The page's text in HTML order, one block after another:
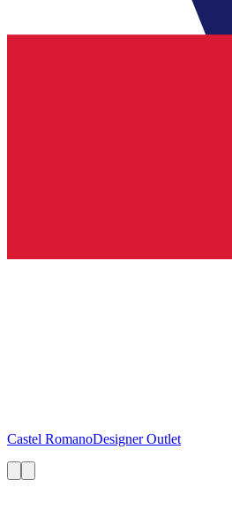
Castel RomanoDesigner Outlet